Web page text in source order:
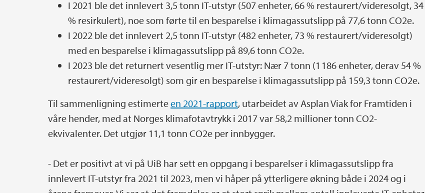
I 2021 ble det innlevert 3,5 tonn IT-utstyr (507 enheter, 66 % restaurert/videresolgt, 34
% resirkulert), noe som førte til en besparelse i klimagassutslipp på 77,6 tonn CO2e.
I 2022 ble det innlevert 2,5 tonn IT-utstyr (482 enheter, 73 % restaurert/videresolgt)
med en besparelse i klimagassutslipp på 89,6 tonn CO2e.
I 2023 ble det returnert vesentlig mer IT-utstyr: Nær 7 tonn (1 186 enheter, derav 54 %
restaurert/videresolgt) som gir en besparelse i klimagassutslipp på 159,3 tonn CO2e.
Til sammenligning estimerteen 2021-rapport, utarbeidet av Asplan Viak for Framtiden i
våre hender, med at Norges klimafotavtrykk i 2017 var 58,2 millioner tonn CO2-
ekvivalenter. Det utgjør 11,1 tonn CO2e per innbygger.
- Det er positivt at vi på UiB har sett en oppgang i besparelser i klimagassutslipp fra
innlevert IT-utstyr fra 2021 til 2023, men vi håper på ytterligere økning både i 2024 og i